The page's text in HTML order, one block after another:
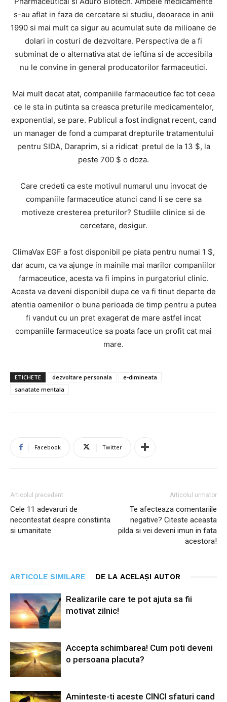
s-au aflat in faza de cercetare si studiu, deoarece in anii
1990 si mai mult ca sigur au acumulat sute de milioane de
dolari in costuri de dezvoltare. Perspectiva de a fi
subminat de o alternativa atat de ieftina si de accesibila
nu le convine in general producatorilor farmaceutici.
Mai mult decat atat, companiile farmaceutice fac tot ceea
ce le sta in putinta sa creasca preturile medicamentelor,
exponential, se pare. Publicul a fost indignat recent, cand
un manager de fond a cumparat drepturile tratamentului
pentru SIDA, Daraprim, si a ridicat pretul de la 13 $, la
peste 700 $ o doza.
Care credeti ca este motivul numarul unu invocat de
companiile farmaceutice atunci cand li se cere sa
motiveze cresterea preturilor? Studiile clinice si de
cercetare, desigur.
ClimaVax EGF a fost disponibil pe piata pentru numai 1 $,
dar acum, ca va ajunge in mainile mai marilor companiilor
farmaceutice, acesta va fi impins in purgatoriul clinic.
Acesta va deveni disponibil dupa ce va fi tinut departe de
atentia oamenilor o buna perioada de timp pentru a putea
fi vandut cu un pret exagerat de mare astfel incat
companiile farmaceutice sa poata face un profit cat mai
mare.
ETICHETE dezvoltare personala
e-dimineata
sanatate mentala
Facebook Twitter
Articolul precedent
Cele 11 adevaruri de
necontestat despre constiinta
si umanitate
Articolul următor
Te afecteaza comentariile
negative? Citeste aceasta
pilda si vei deveni imun in fata
acestora!
ARTICOLE SIMILARE DE LA ACELAȘI AUTOR
Realizarile care te pot ajuta sa fii
motivat zilnic!
Accepta schimbarea! Cum poti deveni
o persoana placuta?
Aminteste-ti aceste CINCI sfaturi cand